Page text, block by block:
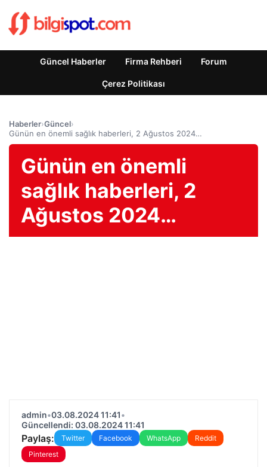
Güncel Haberler Firma Rehberi Forum
Çerez Politikası
Haberler›Güncel›
Günün en önemli sağlık haberleri, 2 Ağustos 2024…
Günün en önemli
sağlık haberleri, 2
Ağustos 2024…
admin•03.08.2024 11:41•
Güncellendi: 03.08.2024 11:41
Paylaş: Twitter Facebook WhatsApp
Reddit
Pinterest